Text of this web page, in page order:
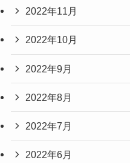
2022年11月
2022年10月
2022年9月
2022年8月
2022年7月
2022年6月